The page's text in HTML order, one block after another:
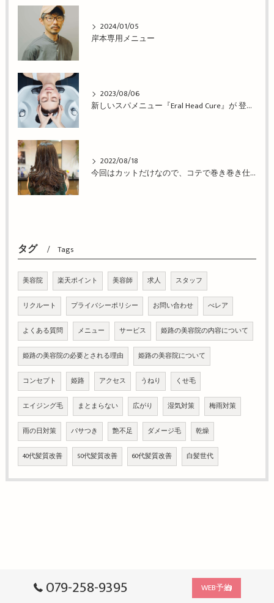
2024/01/05
岸本専用メニュー
2023/08/06
新しいスパメニュー『Eral Head Cure』が 登場！姫路市の美容院BEREA(ベレア)はお客様のキレイを叶える美容室／ヘアサロン
2022/08/18
今回はカットだけなので、コテで巻き巻き仕上げ！姫路市の美容院BEREA(ベレア)はお客様のキレイを叶える美容室／ヘアサロン
タグ Tags
美容院 楽天ポイント 美容師 求人 スタッフ
リクルート プライバシーポリシー お問い合わせ べレア
よくある質問 メニュー サービス 姫路の美容院の内容について
姫路の美容院の必要とされる理由 姫路の美容院について
コンセプト 姫路 アクセス うねり くせ毛
エイジング毛 まとまらない 広がり 湿気対策 梅雨対策
雨の日対策 パサつき 艶不足 ダメージ毛 乾燥
40代髪質改善 50代髪質改善 60代髪質改善 白髪世代
079-258-9395 WEB予約